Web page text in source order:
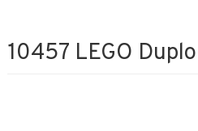
10457 LEGO